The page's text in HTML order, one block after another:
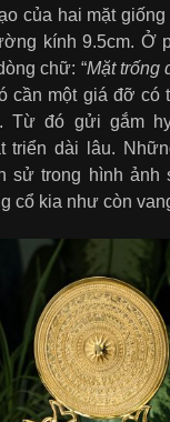
của hai mặt
kính 9.5cm. Ở
chữ: “Mặt trống
cần một giá đỡ có
Từ đó gửi gắm
triển dài lâu.
sử trong hình
cổ kia như còn